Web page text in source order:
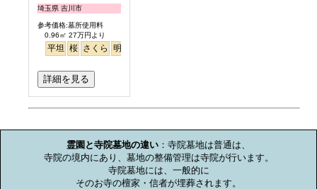
埼玉県 吉川市
参考価格:墓所使用料
0.96㎡ 27万円より
平坦 桜 さくら 明るい
詳細を見る
霊園と寺院墓地の違い ：寺院墓地は普通は、
寺院の境内にあり、墓地の整備管理は寺院が行います。
寺院墓地には、一般的に
そのお寺の檀家・信者が埋葬されます。